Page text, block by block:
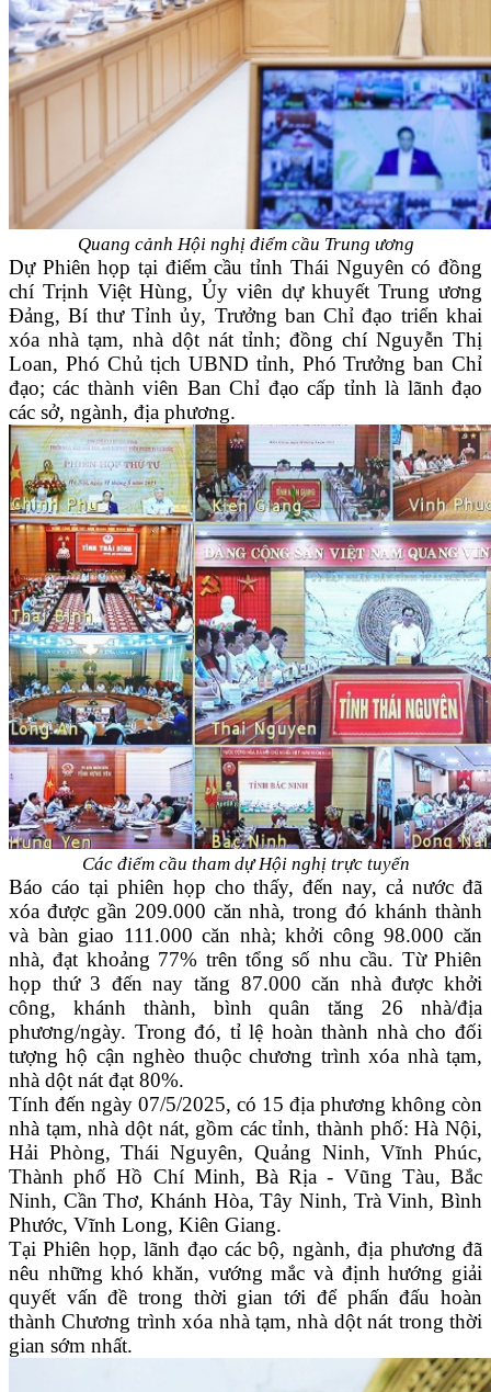
Quang cảnh Hội nghị điểm cầu Trung ương
Dự Phiên họp tại điểm cầu tỉnh Thái Nguyên có đồng
chí Trịnh Việt Hùng, Ủy viên dự khuyết Trung ương
Đảng, Bí thư Tỉnh ủy, Trưởng ban Chỉ đạo triển khai
xóa nhà tạm, nhà dột nát tỉnh; đồng chí Nguyễn Thị
Loan, Phó Chủ tịch UBND tỉnh, Phó Trưởng ban Chỉ
đạo; các thành viên Ban Chỉ đạo cấp tỉnh là lãnh đạo
các sở, ngành, địa phương.
Các điểm cầu tham dự Hội nghị trực tuyến
Báo cáo tại phiên họp cho thấy, đến nay, cả nước đã
xóa được gần 209.000 căn nhà, trong đó khánh thành
và bàn giao 111.000 căn nhà; khởi công 98.000 căn
nhà, đạt khoảng 77% trên tổng số nhu cầu. Từ Phiên
họp thứ 3 đến nay tăng 87.000 căn nhà được khởi
công, khánh thành, bình quân tăng 26 nhà/địa
phương/ngày. Trong đó, tỉ lệ hoàn thành nhà cho đối
tượng hộ cận nghèo thuộc chương trình xóa nhà tạm,
nhà dột nát đạt 80%.
Tính đến ngày 07/5/2025, có 15 địa phương không còn
nhà tạm, nhà dột nát, gồm các tỉnh, thành phố: Hà Nội,
Hải Phòng, Thái Nguyên, Quảng Ninh, Vĩnh Phúc,
Thành phố Hồ Chí Minh, Bà Rịa - Vũng Tàu, Bắc
Ninh, Cần Thơ, Khánh Hòa, Tây Ninh, Trà Vinh, Bình
Phước, Vĩnh Long, Kiên Giang.
Tại Phiên họp, lãnh đạo các bộ, ngành, địa phương đã
nêu những khó khăn, vướng mắc và định hướng giải
quyết vấn đề trong thời gian tới để phấn đấu hoàn
thành Chương trình xóa nhà tạm, nhà dột nát trong thời
gian sớm nhất.